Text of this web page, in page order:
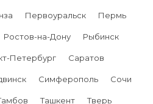
Первоуральск Пермь
Ростов-на-Дону Рыбинск
Петербург Саратов
Симферополь Сочи
Ташкент Тверь